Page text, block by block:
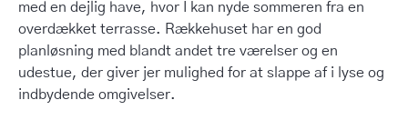
med en dejlig have, hvor I kan nyde sommeren fra en
overdækket terrasse. Rækkehuset har en god
planløsning med blandt andet tre værelser og en
udestue, der giver jer mulighed for at slappe af i lyse og
indbydende omgivelser.